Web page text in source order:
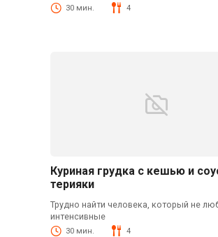
30 мин. 4
Куриная грудка с кешью и
терияки
Трудно найти человека, который не
интенсивные
30 мин. 4